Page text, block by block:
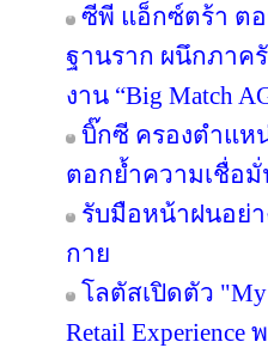
ซีพี แอ็กซ์ตร้า ต
ฐานราก ผนึกภาค
งาน “Big Match
บิ๊กซี ครองตำแหน่
ตอกย้ำความเชื่อ
รับมือหน้าฝนอย่า
กาย
โลตัสเปิดตัว
Retail